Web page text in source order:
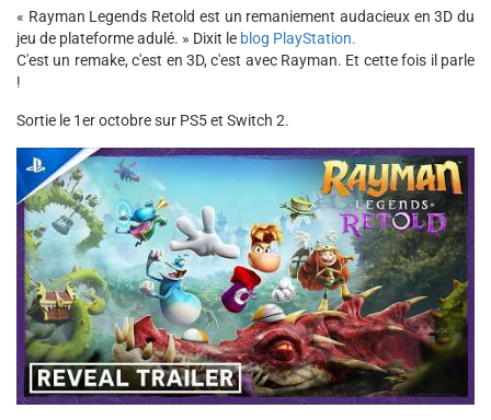
« Rayman Legends Retold est un remaniement audacieux en 3D du
jeu de plateforme adulé. » Dixit le blog PlayStation.
C'est un remake, c'est en 3D, c'est avec Rayman. Et cette fois il parle
!
Sortie le 1er octobre sur PS5 et Switch 2.